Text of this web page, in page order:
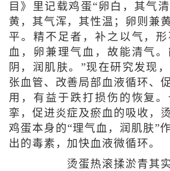
目》里记载鸡蛋“卵白，其气
黄，其气浑，其性温；卵则兼
平。精不足者，补之以气，
血，卵兼理气血，故能清气
阴，润肌肤。”现在研究发现
张血管、改善局部血液循环、
用，有益于跌打损伤的恢复
挛，促进炎症及瘀血的吸收，
鸡蛋本身的“理气血，润肌肤”
出的毒素，加快血液微循环。
烫蛋热滚揉淤青其实